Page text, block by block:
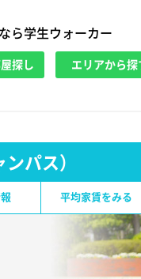
ら学生ウォーカー
探し エリアから探
パス）
平均家賃をみる